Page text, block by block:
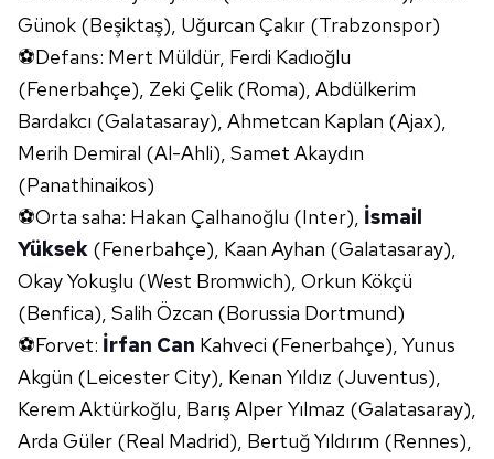
Günok (Beşiktaş), Uğurcan Çakır (Trabzonspor)
⚽Defans: Mert Müldür, Ferdi Kadıoğlu
(Fenerbahçe), Zeki Çelik (Roma), Abdülkerim
Bardakcı (Galatasaray), Ahmetcan Kaplan (Ajax),
Merih Demiral (Al-Ahli), Samet Akaydın
(Panathinaikos)
⚽Orta saha: Hakan Çalhanoğlu (Inter), İsmail
Yüksek (Fenerbahçe), Kaan Ayhan (Galatasaray),
Okay Yokuşlu (West Bromwich), Orkun Kökçü
(Benfica), Salih Özcan (Borussia Dortmund)
⚽Forvet: İrfan Can Kahveci (Fenerbahçe), Yunus
Akgün (Leicester City), Kenan Yıldız (Juventus),
Kerem Aktürkoğlu, Barış Alper Yılmaz (Galatasaray),
Arda Güler (Real Madrid), Bertuğ Yıldırım (Rennes),